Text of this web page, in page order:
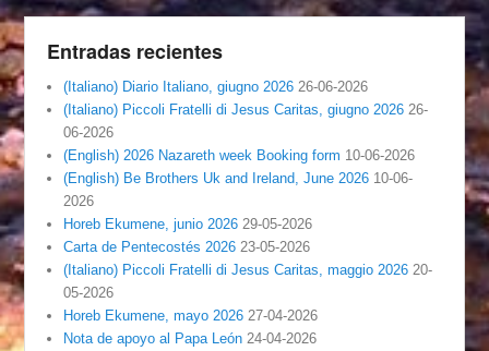
Entradas recientes
(Italiano) Diario Italiano, giugno 2026 26-06-2026
(Italiano) Piccoli Fratelli di Jesus Caritas, giugno 2026 26-
06-2026
(English) 2026 Nazareth week Booking form 10-06-2026
(English) Be Brothers Uk and Ireland, June 2026 10-06-
2026
Horeb Ekumene, junio 2026 29-05-2026
Carta de Pentecostés 2026 23-05-2026
(Italiano) Piccoli Fratelli di Jesus Caritas, maggio 2026 20-
05-2026
Horeb Ekumene, mayo 2026 27-04-2026
Nota de apoyo al Papa León 24-04-2026